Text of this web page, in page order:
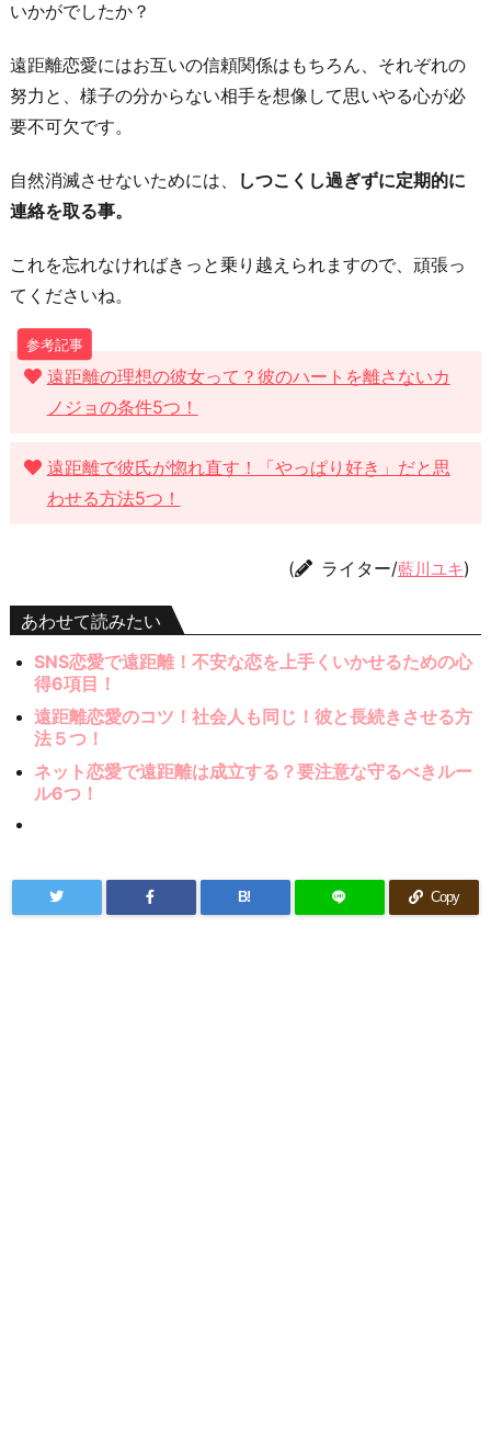
いかがでしたか？
遠距離恋愛にはお互いの信頼関係はもちろん、それぞれの
努力と、様子の分からない相手を想像して思いやる心が必
要不可欠です。
自然消滅させないためには、
しつこくし過ぎずに定期的に
連絡を取る事。
これを忘れなければきっと乗り越えられますので、頑張っ
てくださいね。
遠距離の理想の彼女って？彼のハートを離さないカ
ノジョの条件5つ！
遠距離で彼氏が惚れ直す！「やっぱり好き」だと思
わせる方法5つ！
( ライター/藍川ユキ)
あわせて読みたい
SNS恋愛で遠距離！不安な恋を上手くいかせるための心
得6項目！
遠距離恋愛のコツ！社会人も同じ！彼と長続きさせる方
法５つ！
ネット恋愛で遠距離は成立する？要注意な守るべきルー
ル6つ！
B! Copy